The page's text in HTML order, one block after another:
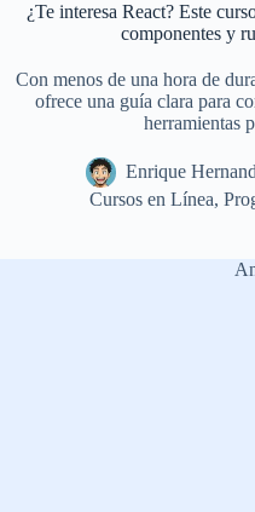
¿Te interesa React? Este
componentes y
Con menos de una hora de
ofrece una guía clara para
herramientas
Enrique
Cursos en Línea,